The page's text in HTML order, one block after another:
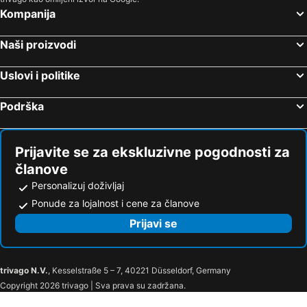
Kompanija
Naši proizvodi
Uslovi i politike
Podrška
Prijavite se za ekskluzivne pogodnosti za
članove
Personalizuj doživljaj
Ponude za lojalnost i cene za članove
Prijavi se
trivago N.V., Kesselstraße 5 – 7, 40221 Düsseldorf, Germany
Copyright 2026 trivago | Sva prava su zadržana.